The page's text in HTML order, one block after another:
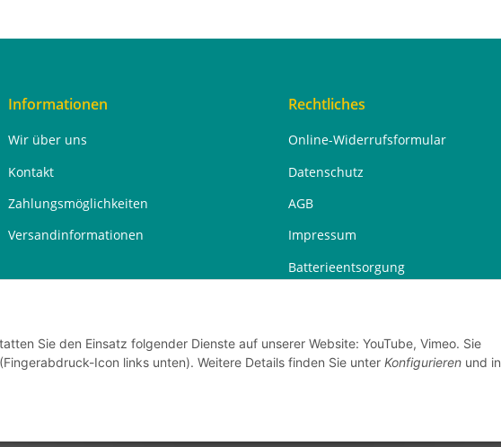
Sie den Einsatz folgender Dienste auf unserer Website: YouTube, Vimeo. Sie
Icon links unten). Weitere Details finden Sie unter Konfigurieren und in
Informationen
Wir über uns
Kontakt
Zahlungsmöglichkeiten
Versandinformationen
Rechtliches
Online-Widerrufsformular
Datenschutz
AGB
Impressum
Batterieentsorgung